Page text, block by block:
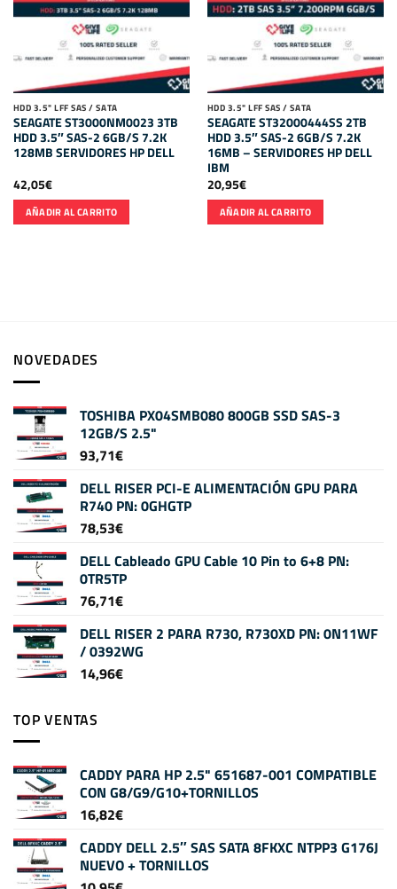
HDD 3.5" LFF SAS / SATA
SEAGATE ST3000NM0023 3TB
HDD 3.5″ SAS-2 6GB/S 7.2K
128MB SERVIDORES HP DELL
42,05€
AÑADIR AL CARRITO
HDD 3.5" LFF SAS / SATA
SEAGATE ST32000444SS 2TB
HDD 3.5″ SAS-2 6GB/S 7.2K
16MB – SERVIDORES HP DELL
IBM
20,95€
AÑADIR AL CARRITO
NOVEDADES
TOSHIBA PX04SMB080 800GB SSD SAS-3
12GB/S 2.5"
93,71€
DELL RISER PCI-E ALIMENTACIÓN GPU PARA
R740 PN: 0GHGTP
78,53€
DELL Cableado GPU Cable 10 Pin to 6+8 PN:
0TR5TP
76,71€
DELL RISER 2 PARA R730, R730XD PN: 0N11WF
/ 0392WG
14,96€
TOP VENTAS
CADDY PARA HP 2.5" 651687-001 COMPATIBLE
CON G8/G9/G10+TORNILLOS
16,82€
CADDY DELL 2.5″ SAS SATA 8FKXC NTPP3 G176J
NUEVO + TORNILLOS